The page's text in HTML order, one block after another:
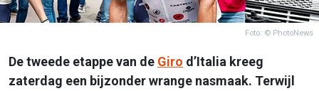
Foto: © PhotoNews
De tweede etappe van de Giro d’Italia kreeg
zaterdag een bijzonder wrange nasmaak. Terwijl